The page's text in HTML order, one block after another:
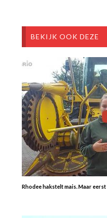
BEKIJK OOK DEZE
Rhodee hakstelt mais. Maar